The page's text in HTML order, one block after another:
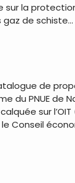
sur la
de
de
du PNUE
sur
Conseil